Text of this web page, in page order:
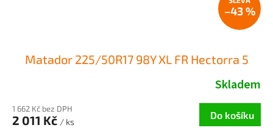
–43 %
Matador 225/50R17 98Y XL FR Hectorra 5
Skladem
1 662 Kč bez DPH
2 011 Kč / ks
Do košíku